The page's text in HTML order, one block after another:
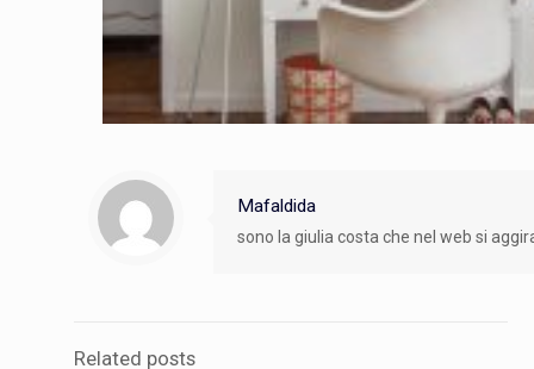
Mafaldida
sono la giulia costa che nel web si
Related posts